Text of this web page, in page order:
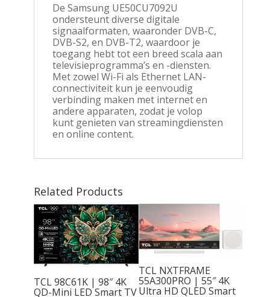
De Samsung UE50CU7092U
ondersteunt diverse digitale
signaalformaten, waaronder DVB-C,
DVB-S2, en DVB-T2, waardoor je
toegang hebt tot een breed scala aan
televisieprogramma’s en -diensten.
Met zowel Wi-Fi als Ethernet LAN-
connectiviteit kun je eenvoudig
verbinding maken met internet en
andere apparaten, zodat je volop
kunt genieten van streamingdiensten
en online content.
Related Products
TCL 98C61K | 98″ 4K
QD-Mini LED Smart TV
TCL NXTFRAME
55A300PRO | 55″ 4K
Ultra HD QLED Smart